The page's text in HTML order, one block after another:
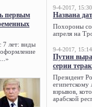
первым
7 лет: виды
9-4-2017, 15:30
Названа
Похороны
апреля на
9-4-2017, 15:14
Путин
серии
Президент
египетскому
взрывов,
арабской